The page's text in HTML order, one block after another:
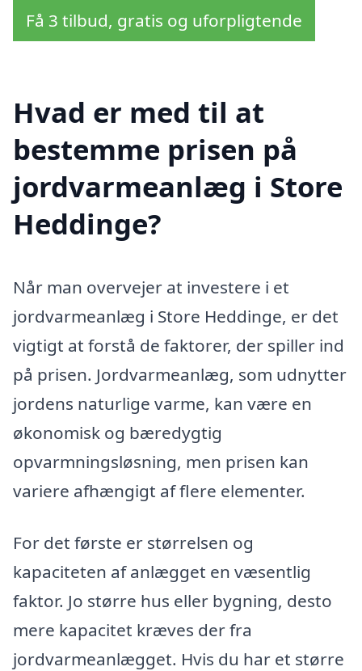
Få 3 tilbud, gratis og uforpligtende
Hvad er med til at
bestemme prisen på
jordvarmeanlæg i Store
Heddinge?
Når man overvejer at investere i et
jordvarmeanlæg i Store Heddinge, er det
vigtigt at forstå de faktorer, der spiller ind
på prisen. Jordvarmeanlæg, som udnytter
jordens naturlige varme, kan være en
økonomisk og bæredygtig
opvarmningsløsning, men prisen kan
variere afhængigt af flere elementer.
For det første er størrelsen og
kapaciteten af anlægget en væsentlig
faktor. Jo større hus eller bygning, desto
mere kapacitet kræves der fra
jordvarmeanlægget. Hvis du har et større